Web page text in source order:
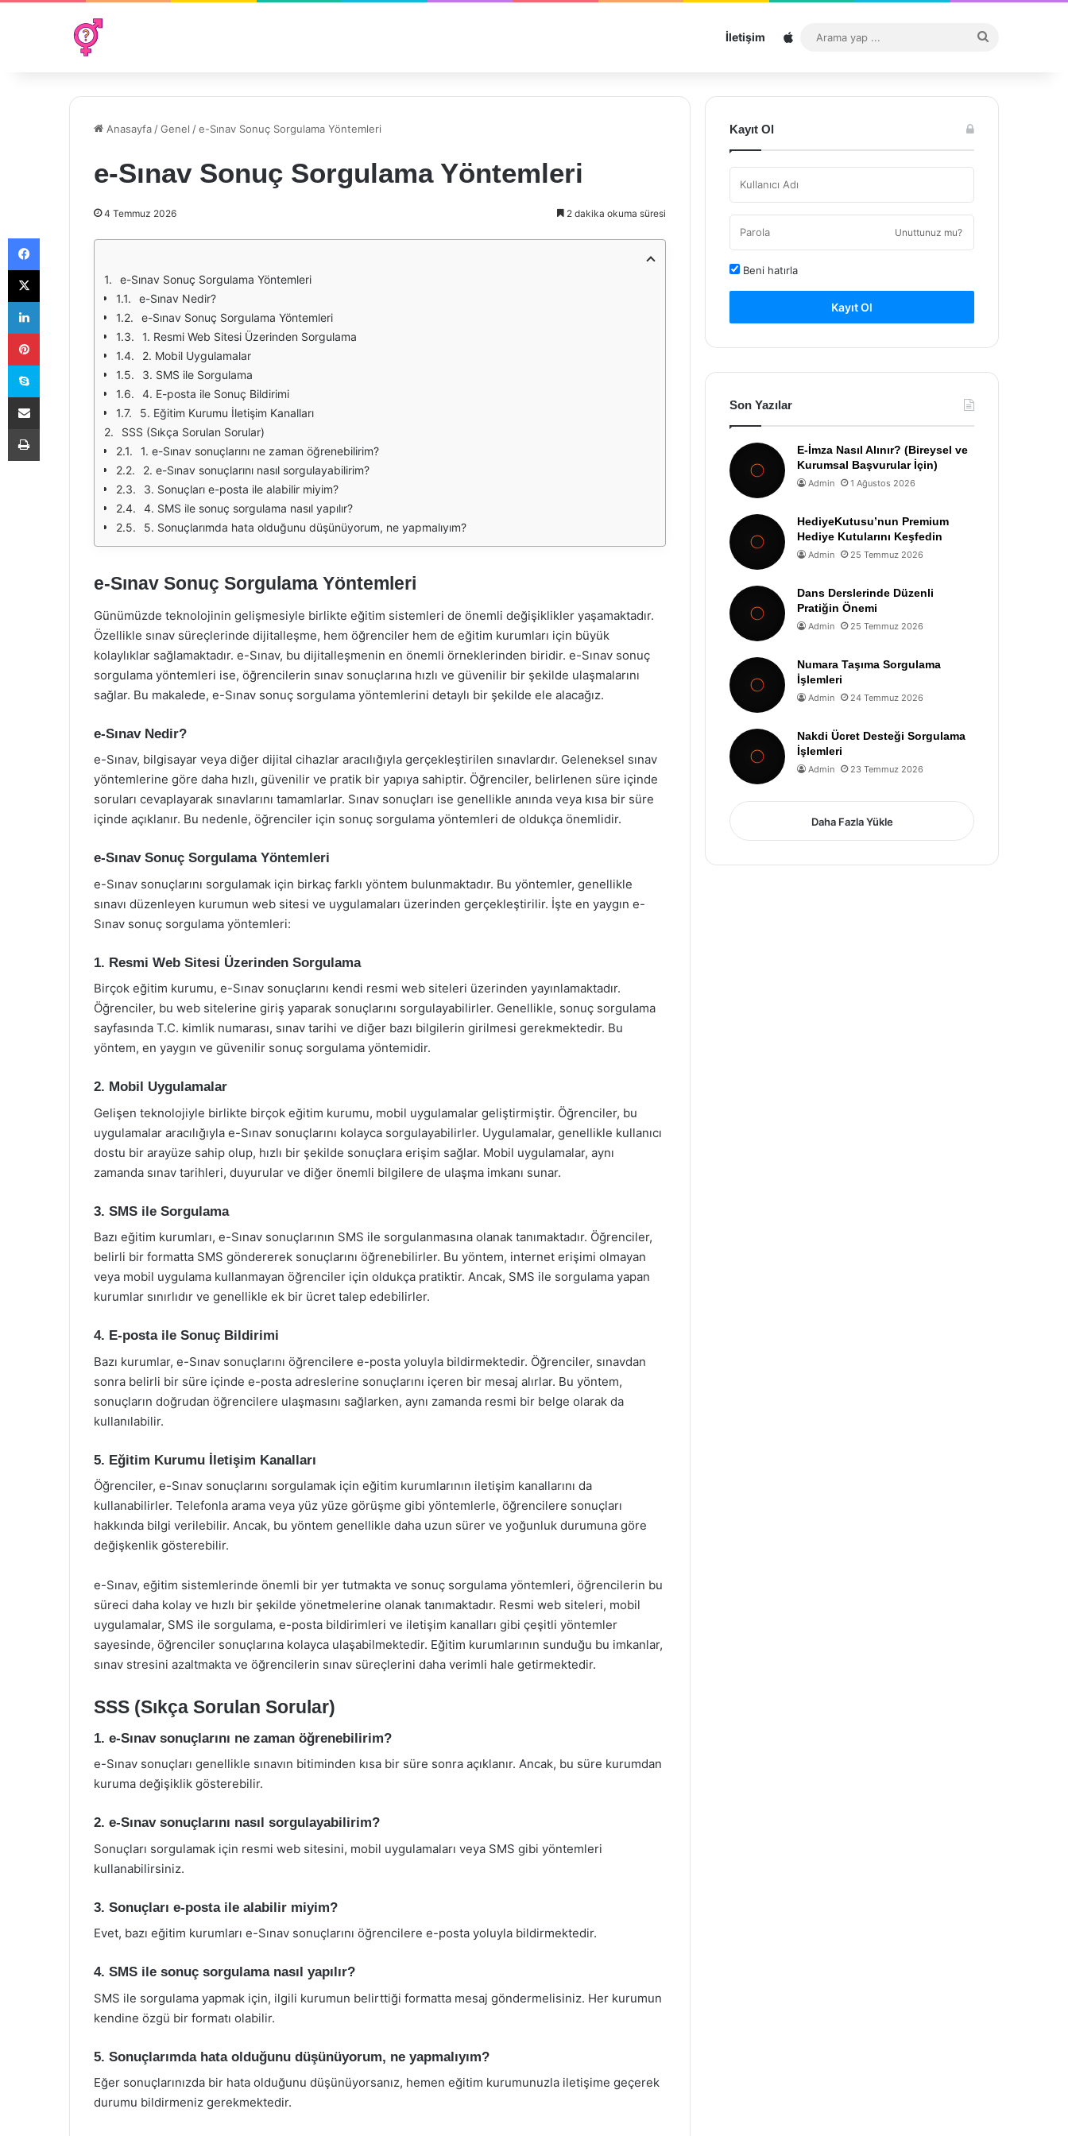
İletişim Sitemap
...
Anasayfa /Genel /e-Sınav Sonuç Sorgulama Yöntemleri
e-Sınav Sonuç Sorgulama Yöntemleri
4 Temmuz 2026 2 dakika okuma süresi
e-Sınav Sonuç Sorgulama Yöntemleri
e-Sınav Nedir?
e-Sınav Sonuç Sorgulama Yöntemleri
1. Resmi Web Sitesi Üzerinden Sorgulama
2. Mobil Uygulamalar
3. SMS ile Sorgulama
4. E-posta ile Sonuç Bildirimi
5. Eğitim Kurumu İletişim Kanalları
SSS (Sıkça Sorulan Sorular)
1. e-Sınav sonuçlarını ne zaman öğrenebilirim?
2. e-Sınav sonuçlarını nasıl sorgulayabilirim?
3. Sonuçları e-posta ile alabilir miyim?
4. SMS ile sonuç sorgulama nasıl yapılır?
5. Sonuçlarımda hata olduğunu düşünüyorum, ne yapmalıyım?
e-Sınav Sonuç Sorgulama Yöntemleri
Günümüzde teknolojinin gelişmesiyle birlikte eğitim sistemleri de önemli değişiklikler yaşamaktadır.
Özellikle sınav süreçlerinde dijitalleşme, hem öğrenciler hem de eğitim kurumları için büyük
kolaylıklar sağlamaktadır. e-Sınav, bu dijitalleşmenin en önemli örneklerinden biridir. e-Sınav sonuç
sorgulama yöntemleri ise, öğrencilerin sınav sonuçlarına hızlı ve güvenilir bir şekilde ulaşmalarını
sağlar. Bu makalede, e-Sınav sonuç sorgulama yöntemlerini detaylı bir şekilde ele alacağız.
e-Sınav Nedir?
e-Sınav, bilgisayar veya diğer dijital cihazlar aracılığıyla gerçekleştirilen sınavlardır. Geleneksel sınav
yöntemlerine göre daha hızlı, güvenilir ve pratik bir yapıya sahiptir. Öğrenciler, belirlenen süre içinde
soruları cevaplayarak sınavlarını tamamlarlar. Sınav sonuçları ise genellikle anında veya kısa bir süre
içinde açıklanır. Bu nedenle, öğrenciler için sonuç sorgulama yöntemleri de oldukça önemlidir.
e-Sınav Sonuç Sorgulama Yöntemleri
e-Sınav sonuçlarını sorgulamak için birkaç farklı yöntem bulunmaktadır. Bu yöntemler, genellikle
sınavı düzenleyen kurumun web sitesi ve uygulamaları üzerinden gerçekleştirilir. İşte en yaygın e-
Sınav sonuç sorgulama yöntemleri:
1. Resmi Web Sitesi Üzerinden Sorgulama
Birçok eğitim kurumu, e-Sınav sonuçlarını kendi resmi web siteleri üzerinden yayınlamaktadır.
Öğrenciler, bu web sitelerine giriş yaparak sonuçlarını sorgulayabilirler. Genellikle, sonuç sorgulama
sayfasında T.C. kimlik numarası, sınav tarihi ve diğer bazı bilgilerin girilmesi gerekmektedir. Bu
yöntem, en yaygın ve güvenilir sonuç sorgulama yöntemidir.
2. Mobil Uygulamalar
Gelişen teknolojiyle birlikte birçok eğitim kurumu, mobil uygulamalar geliştirmiştir. Öğrenciler, bu
uygulamalar aracılığıyla e-Sınav sonuçlarını kolayca sorgulayabilirler. Uygulamalar, genellikle kullanıcı
dostu bir arayüze sahip olup, hızlı bir şekilde sonuçlara erişim sağlar. Mobil uygulamalar, aynı
zamanda sınav tarihleri, duyurular ve diğer önemli bilgilere de ulaşma imkanı sunar.
3. SMS ile Sorgulama
Bazı eğitim kurumları, e-Sınav sonuçlarının SMS ile sorgulanmasına olanak tanımaktadır. Öğrenciler,
belirli bir formatta SMS göndererek sonuçlarını öğrenebilirler. Bu yöntem, internet erişimi olmayan
veya mobil uygulama kullanmayan öğrenciler için oldukça pratiktir. Ancak, SMS ile sorgulama yapan
kurumlar sınırlıdır ve genellikle ek bir ücret talep edebilirler.
4. E-posta ile Sonuç Bildirimi
Bazı kurumlar, e-Sınav sonuçlarını öğrencilere e-posta yoluyla bildirmektedir. Öğrenciler, sınavdan
sonra belirli bir süre içinde e-posta adreslerine sonuçlarını içeren bir mesaj alırlar. Bu yöntem,
sonuçların doğrudan öğrencilere ulaşmasını sağlarken, aynı zamanda resmi bir belge olarak da
kullanılabilir.
5. Eğitim Kurumu İletişim Kanalları
Öğrenciler, e-Sınav sonuçlarını sorgulamak için eğitim kurumlarının iletişim kanallarını da
kullanabilirler. Telefonla arama veya yüz yüze görüşme gibi yöntemlerle, öğrencilere sonuçları
hakkında bilgi verilebilir. Ancak, bu yöntem genellikle daha uzun sürer ve yoğunluk durumuna göre
değişkenlik gösterebilir.
e-Sınav, eğitim sistemlerinde önemli bir yer tutmakta ve sonuç sorgulama yöntemleri, öğrencilerin bu
süreci daha kolay ve hızlı bir şekilde yönetmelerine olanak tanımaktadır. Resmi web siteleri, mobil
uygulamalar, SMS ile sorgulama, e-posta bildirimleri ve iletişim kanalları gibi çeşitli yöntemler
sayesinde, öğrenciler sonuçlarına kolayca ulaşabilmektedir. Eğitim kurumlarının sunduğu bu imkanlar,
sınav stresini azaltmakta ve öğrencilerin sınav süreçlerini daha verimli hale getirmektedir.
SSS (Sıkça Sorulan Sorular)
1. e-Sınav sonuçlarını ne zaman öğrenebilirim?
e-Sınav sonuçları genellikle sınavın bitiminden kısa bir süre sonra açıklanır. Ancak, bu süre kurumdan
kuruma değişiklik gösterebilir.
2. e-Sınav sonuçlarını nasıl sorgulayabilirim?
Sonuçları sorgulamak için resmi web sitesini, mobil uygulamaları veya SMS gibi yöntemleri
kullanabilirsiniz.
3. Sonuçları e-posta ile alabilir miyim?
Evet, bazı eğitim kurumları e-Sınav sonuçlarını öğrencilere e-posta yoluyla bildirmektedir.
4. SMS ile sonuç sorgulama nasıl yapılır?
SMS ile sorgulama yapmak için, ilgili kurumun belirttiği formatta mesaj göndermelisiniz. Her kurumun
kendine özgü bir formatı olabilir.
5. Sonuçlarımda hata olduğunu düşünüyorum, ne yapmalıyım?
Eğer sonuçlarınızda bir hata olduğunu düşünüyorsanız, hemen eğitim kurumunuzla iletişime geçerek
durumu bildirmeniz gerekmektedir.
Kayıt Ol
Unuttunuz mu?
Beni hatırla
Kayıt Ol
Son Yazılar
E-İmza Nasıl Alınır? (Bireysel ve
Kurumsal Başvurular İçin)
Admin 1 Ağustos 2026
HediyeKutusu’nun Premium
Hediye Kutularını Keşfedin
Admin 25 Temmuz 2026
Dans Derslerinde Düzenli
Pratiğin Önemi
Admin 25 Temmuz 2026
Numara Taşıma Sorgulama
İşlemleri
Admin 24 Temmuz 2026
Nakdi Ücret Desteği Sorgulama
İşlemleri
Admin 23 Temmuz 2026
Daha Fazla Yükle
Facebook
X
LinkedIn
Pinterest
Skype
E-Posta ile paylaş